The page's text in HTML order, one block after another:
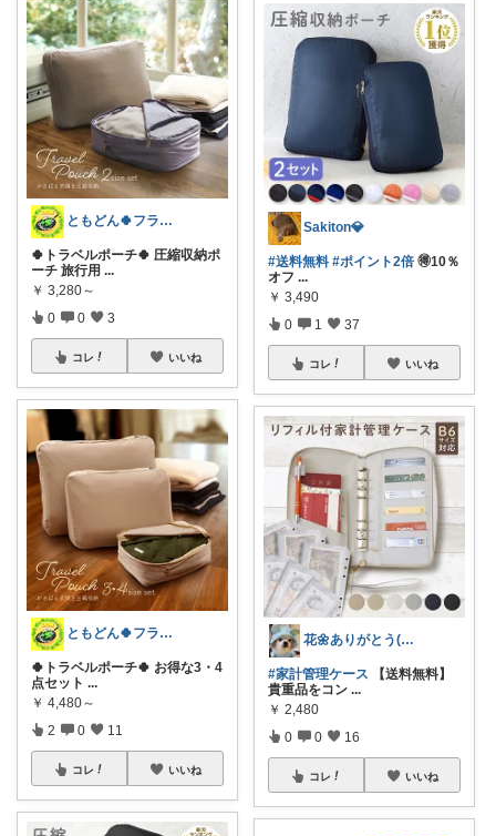
ともどん🍀フライパン料理ある暮らし🍳
🍀トラベルポーチ🍀 圧縮収納ポ
ーチ 旅行用 ...
￥ 3,280～
0 0 3
コレ いいね
ともどん🍀フライパン料理ある暮らし🍳
🍀トラベルポーチ🍀 お得な3・4
点セット ...
￥ 4,480～
2 0 11
コレ いいね
Sakiton💎
#送料無料 #ポイント2倍 🉐10％
オフ ...
￥ 3,490
0 1 37
コレ いいね
花🌼ありがとう(*･ω･)*_ _)ﾍ
#家計管理ケース 【送料無料】
貴重品をコン ...
￥ 2,480
0 0 16
コレ いいね